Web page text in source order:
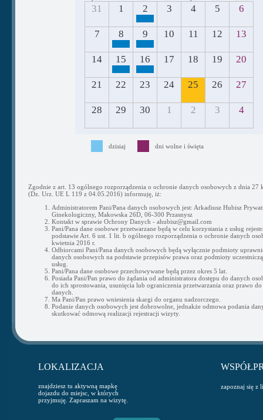
31 1 2 3 4 5 6
7 8 9 10 11 12 13
14 15 16 17 18 19 20
21 22 23 24 25 26 27
28 29 30 1 2 3 4
dzisiaj dni wolne i święta
Zgodnie z art. 13 ogólnego rozporządzenia o ochronie danych osobowych z dnia 27
(Dz. Urz. UE L 119 z 04.05.2016) informuję, iż:
Administratorem Pani/Pana danych osobowych jest: Arkadiusz Hubisz
Ginekologiczny, Makowska 26D, 06-300 Przasnysz
Kontakt w sprawie Ochrony Danych - ahubisz@gmail.com
Pani/Pana dane osobowe przetwarzane będą w celu korzystania z usług
podstawie Art. 6 ust. 1 lit. b ogólnego rozporządzenia o ochronie danych
kwietnia 2016 r.
Odbiorcami Pani/Pana danych osobowych będą wyłącznie podmioty
danych osobowych na podstawie przepisów prawa oraz podmioty
usług.
Pani/Pana dane osobowe przechowywane będą przez okres 5 lat.
Posiada Pani/Pan prawo do żądania od administratora dostępu do danych
do ich sprostowania, usunięcia lub ograniczenia przetwarzania oraz prawo do
danych.
Ma Pani/Pan prawo wniesienia skargi do organu nadzorczego.
Podanie danych osobowych jest dobrowolne, jednakże odmowa podania
skutkować odmową realizacji rejestracji wizyty.
LOKALIZACJA
znajdziesz tu aktywną mapkę
dojazdu do miejsc, w których
przyjmuję. Zapraszam na wizytę.
zapoznaj się z